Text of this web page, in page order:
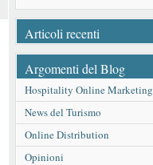
Articoli recenti
Argomenti del Blog
Hospitality Online Marketing
News del Turismo
Online Distribution
Opinioni